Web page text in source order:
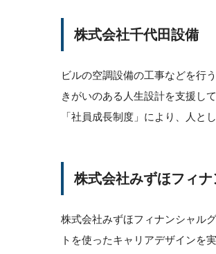
株式会社千代田設備
ビルの空調設備の工事などを行
きがいのある人生設計を支援し
「社員成長制度」により、人と
株式会社みずほフィ
株式会社みずほフィナンシャル
トを使ったキャリアデザインを